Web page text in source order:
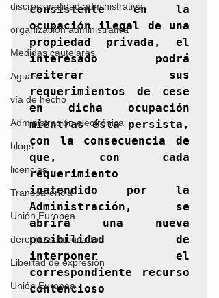
discrecionalidad administrativa
organización administrativa
Medidas cautelares
Aguas
vía de hecho
Administración electrónica
blogs
licencias
Transparencia
Unión Europea
derecho sancionador
Libertad de expresión
Unión Europea
consistente en la
ocupación ilegal de una
propiedad privada, el
interesado podrá
reiterar sus
requerimientos de cese
en dicha ocupación
mientras ésta persista,
con la consecuencia de
que, con cada
requerimiento
inatendido por la
Administración, se
abrirá una nueva
posibilidad de
interponer el
correspondiente recurso
contencioso